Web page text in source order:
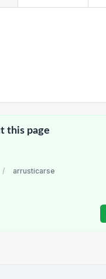
this page
/ arrusticarse